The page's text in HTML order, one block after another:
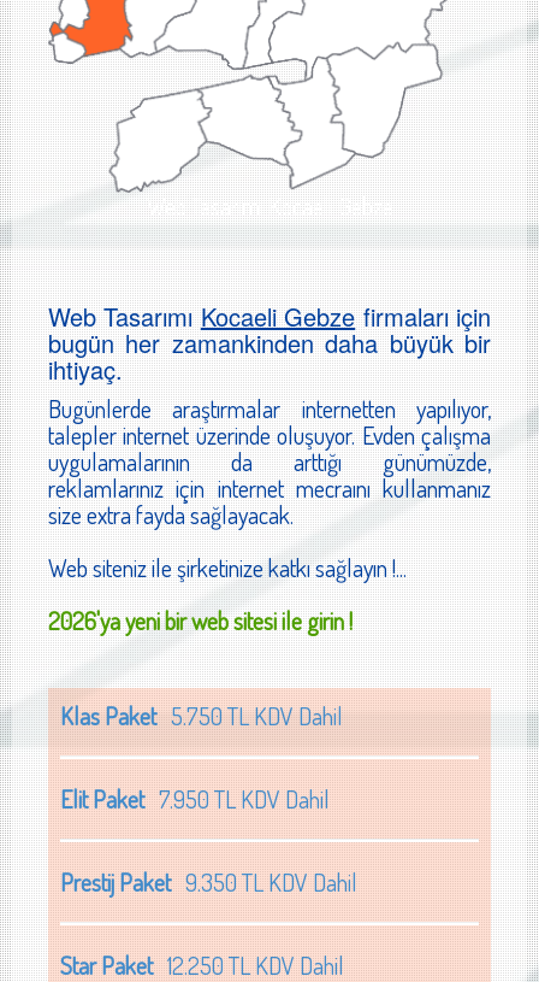
Web Tasarımı Kocaeli Gebze
Web TasarımıKocaeli Gebzefirmaları için
bugün her zamankinden daha büyük bir
ihtiyaç.
Bugünlerde araştırmalar internetten yapılıyor,
talepler internet üzerinde oluşuyor. Evden çalışma
uygulamalarının da arttığı günümüzde,
reklamlarınız için internet mecraını kullanmanız
size extra fayda sağlayacak.
Web siteniz ile şirketinize katkı sağlayın !...
2026'ya yeni bir web sitesi ile girin !
Klas Paket5.750 TL KDV Dahil
Elit Paket7.950 TL KDV Dahil
Prestij Paket9.350 TL KDV Dahil
Star Paket12.250 TL KDV Dahil